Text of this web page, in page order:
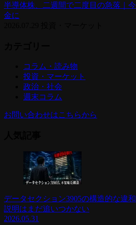
半導体株、二週間で二度目の急落｜
金に
コラム・読み物
投資・マーケット
政治・社会
週末コラム
お問い合わせはこちらから
データセクション3905の構造的な違
説明はまだ追いつかない
2026.05.31